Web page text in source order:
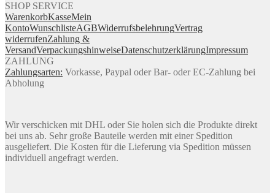
SHOP SERVICE
WarenkorbKasseMein
KontoWunschlisteAGBWiderrufsbelehrungVertrag
widerrufenZahlung &
VersandVerpackungshinweiseDatenschutzerklärungImpressum
ZAHLUNG
Zahlungsarten: Vorkasse, Paypal oder Bar- oder EC-Zahlung bei
Abholung
Wir verschicken mit DHL oder Sie holen sich die Produkte direkt
bei uns ab. Sehr große Bauteile werden mit einer Spedition
ausgeliefert. Die Kosten für die Lieferung via Spedition müssen
individuell angefragt werden.